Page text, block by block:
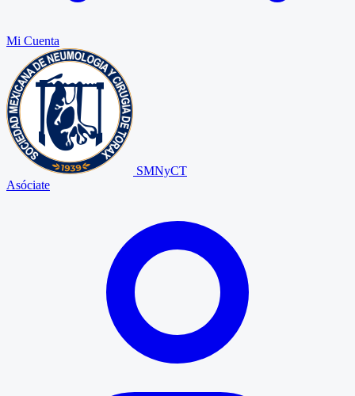
Mi Cuenta
SMNyCT
Asóciate